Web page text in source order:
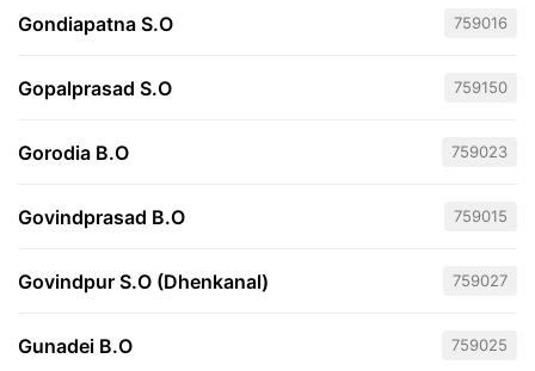
Gondiapatna S.O 759016
Gopalprasad S.O 759150
Gorodia B.O 759023
Govindprasad B.O 759015
Govindpur S.O (Dhenkanal) 759027
Gunadei B.O 759025